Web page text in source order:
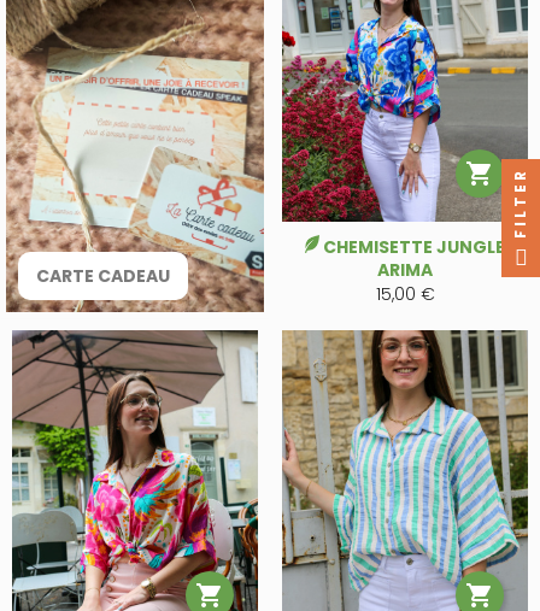
CARTE CADEAU

CHEMISETTE JUNGLE
ARIMA
15,00 €
 
FILTER